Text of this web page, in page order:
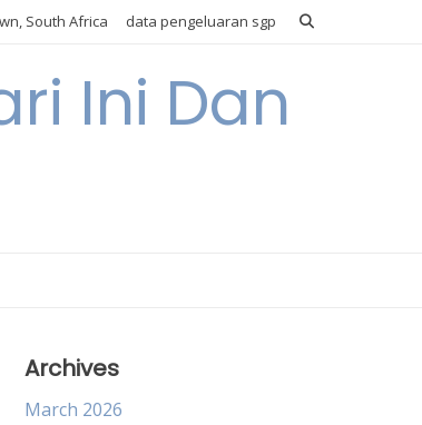
South Africa data pengeluaran sgp
Ini Dan
Archives
March 2026